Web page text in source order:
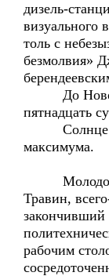
дизель-
визуального
толь с
безмолвия»
До Нового
пятнадцать
Солнце
максимума.
Молодой
Травин,
закончивший
рабочим